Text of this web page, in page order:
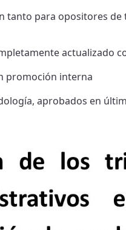
tanto para opositores
actualizado
promoción interna
aprobados en